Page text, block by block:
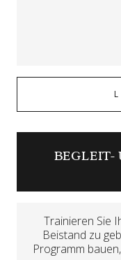
BEGLEIT-
Trainieren Sie
Beistand zu
Programm